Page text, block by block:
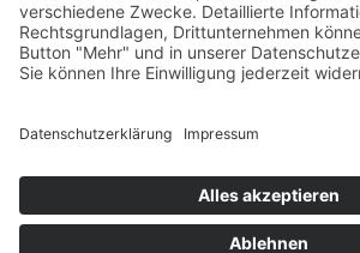
Fernabsatz
Widerrufsrecht
Widerrufsrecht bei
Garantiefall
Batterieverordnung